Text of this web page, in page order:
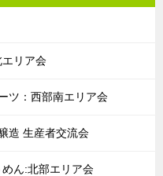
リア会
ツ：西部南エリア会
造 生産者交流会
ん:北部エリア会